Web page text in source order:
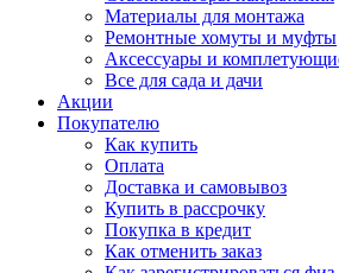
Материалы для монтажа
Ремонтные хомуты и муфты
Аксессуары и
Все для сада и дачи
Акции
Покупателю
Как купить
Оплата
Доставка и самовывоз
Купить в рассрочку
Покупка в кредит
Как отменить заказ